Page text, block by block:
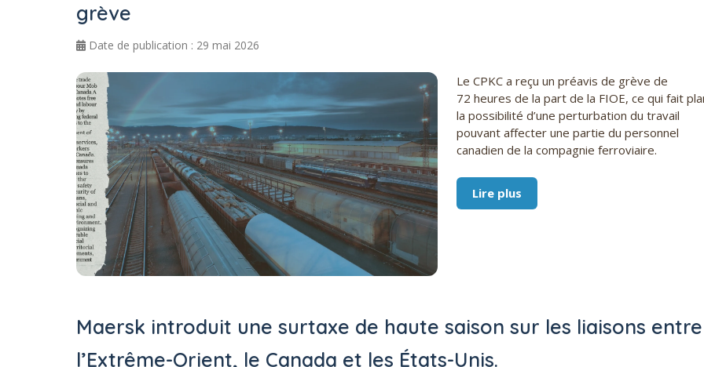
grève
Date de publication : 29 mai 2026
Le CPKC a reçu un préavis de grève de
72 heures de la part de la FIOE, ce qui fait
la possibilité d’une perturbation du travail
pouvant affecter une partie du personnel
canadien de la compagnie ferroviaire.
Lire plus
Maersk introduit une surtaxe de haute saison sur les liaisons entre
l’Extrême-Orient, le Canada et les États-Unis.